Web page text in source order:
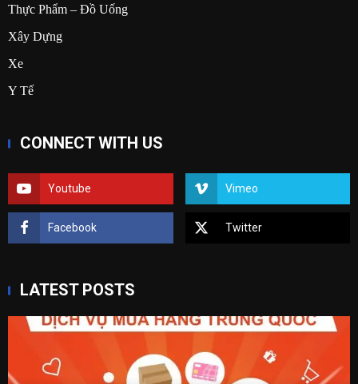
Thực Phẩm – Đồ Uống
Xây Dựng
Xe
Y Tế
CONNECT WITH US
Youtube Vimeo
Facebook Twitter
LATEST POSTS